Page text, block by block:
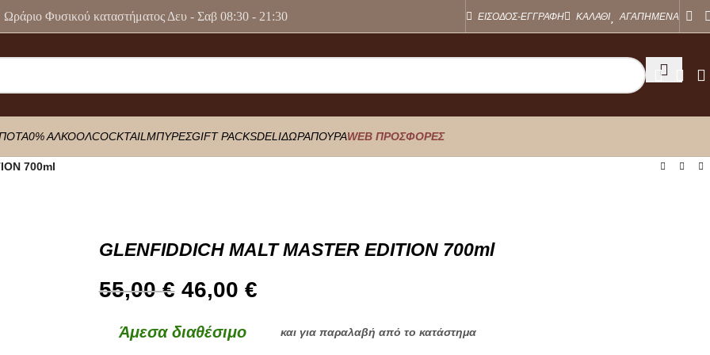
Ωράριο Φυσικού καταστήματος Δευ - Σαβ 08:30 - 21:30 ΕΙΣΟΔΟΣ-ΕΓΓΡΑΦΗ ΚΑΛΑΘΙ ΑΓΑΠΗΜΕΝΑ
0% ΑΛΚΟΟΛCOCKTAIL ΜΠΥΡΕΣGIFT PACKSDELIΔΩΡΑΠΟΥΡΑWEB ΠΡΟΣΦΟΡΕΣ
700ml
GLENFIDDICH MALT MASTER EDITION 700ml
55,00€ 46,00 €
Άμεσα διαθέσιμο και για παραλαβή από το κατάστημα